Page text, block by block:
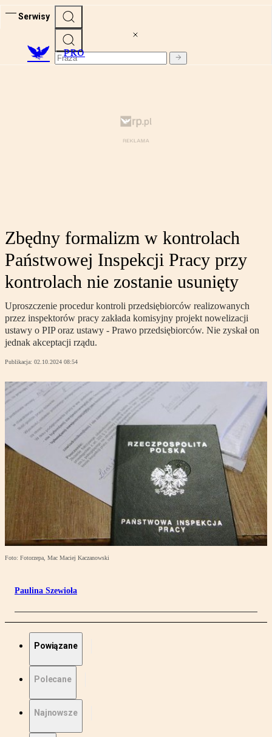
Serwisy
PRO
Zbędny formalizm w kontrolach
Państwowej Inspekcji Pracy przy
kontrolach nie zostanie usunięty
Uproszczenie procedur kontroli przedsiębiorców realizowanych
przez inspektorów pracy zakłada komisyjny projekt nowelizacji
ustawy o PIP oraz ustawy - Prawo przedsiębiorców. Nie zyskał on
jednak akceptacji rządu.
Publikacja: 02.10.2024 08:54
Foto: Fotorzepa, Mac Maciej Kaczanowski
Paulina Szewioła
Powiązane
Polecane
Najnowsze